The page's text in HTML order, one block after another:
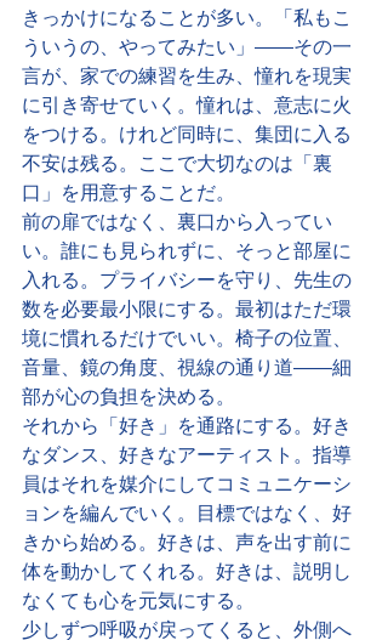
きっかけになることが多い。「私もこ
ういうの、やってみたい」——その一
言が、家での練習を生み、憧れを現実
に引き寄せていく。憧れは、意志に火
をつける。けれど同時に、集団に入る
不安は残る。ここで大切なのは「裏
口」を用意することだ。
前の扉ではなく、裏口から入ってい
い。誰にも見られずに、そっと部屋に
入れる。プライバシーを守り、先生の
数を必要最小限にする。最初はただ環
境に慣れるだけでいい。椅子の位置、
音量、鏡の角度、視線の通り道——細
部が心の負担を決める。
それから「好き」を通路にする。好き
なダンス、好きなアーティスト。指導
員はそれを媒介にしてコミュニケーシ
ョンを編んでいく。目標ではなく、好
きから始める。好きは、声を出す前に
体を動かしてくれる。好きは、説明し
なくても心を元気にする。
少しずつ呼吸が戻ってくると、外側へ